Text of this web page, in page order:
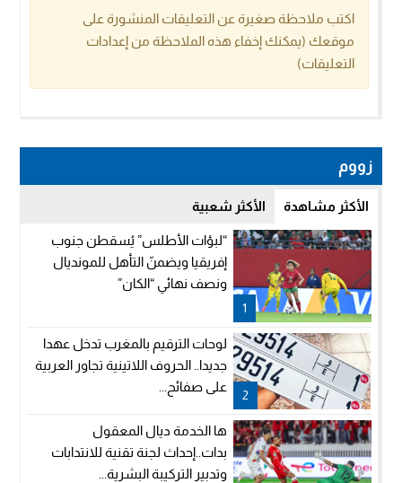
اكتب ملاحظة صغيرة عن التعليقات المنشورة على
موقعك (يمكنك إخفاء هذه الملاحظة من إعدادات
التعليقات)
زووم
الأكثر مشاهدة الأكثر شعبية
1
“لبؤات الأطلس” يُسقطن جنوب
إفريقيا ويضمنّ التأهل للمونديال
ونصف نهائي “الكان”
2
لوحات الترقيم بالمغرب تدخل عهدا
جديدا.. الحروف اللاتينية تجاور العربية
على صفائح...
ها الخدمة ديال المعقول
بدات..إحداث لجنة تقنية للانتدابات
وتدبير التركيبة البشرية...